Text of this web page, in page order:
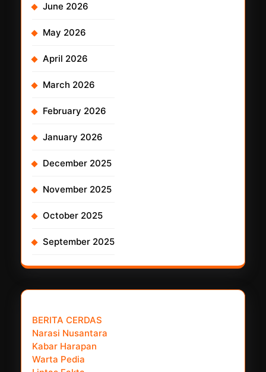
June 2026
May 2026
April 2026
March 2026
February 2026
January 2026
December 2025
November 2025
October 2025
September 2025
BERITA CERDAS
Narasi Nusantara
Kabar Harapan
Warta Pedia